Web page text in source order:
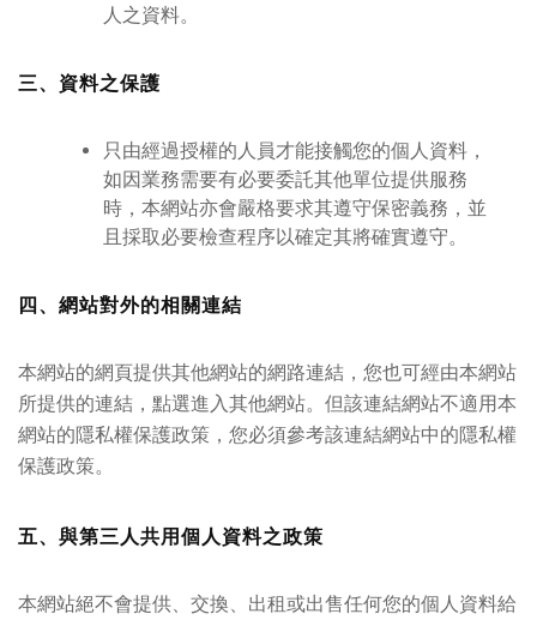
人之資料。
三、資料之保護
只由經過授權的人員才能接觸您的個人資料，
如因業務需要有必要委託其他單位提供服務
時，本網站亦會嚴格要求其遵守保密義務，並
且採取必要檢查程序以確定其將確實遵守。
四、網站對外的相關連結
本網站的網頁提供其他網站的網路連結，您也可經由本網站
所提供的連結，點選進入其他網站。但該連結網站不適用本
網站的隱私權保護政策，您必須參考該連結網站中的隱私權
保護政策。
五、與第三人共用個人資料之政策
本網站絕不會提供、交換、出租或出售任何您的個人資料給